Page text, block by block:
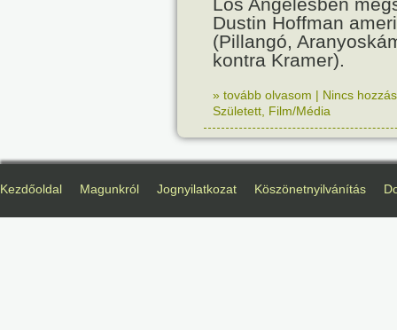
Dustin Hoffman
(Pillangó,
kontra Kramer).
» tovább olvasom | Nincs
Született Film/Média
Kezdőoldal Magunkról Jognyilatkozat Köszönetnyilvánítás